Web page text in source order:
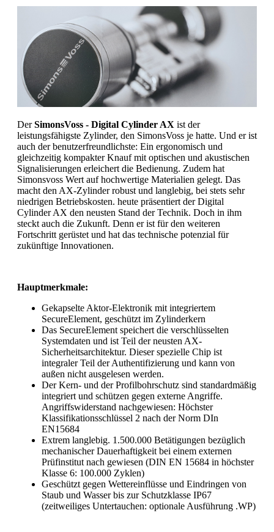
DerSimonsVoss - Digital Cylinder AX ist der
leistungsfähigste Zylinder, den SimonsVoss je hatte. Und er ist
auch der benutzerfreundlichste: Ein ergonomisch und
gleichzeitig kompakter Knauf mit optischen und akustischen
Signalisierungen erleichert die Bedienung. Zudem hat
Simonsvoss Wert auf hochwertige Materialien gelegt. Das
macht den AX-Zylinder robust und langlebig, bei stets sehr
niedrigen Betriebskosten. heute präsentiert der Digital
Cylinder AX den neusten Stand der Technik. Doch in ihm
steckt auch die Zukunft. Denn er ist für den weiteren
Fortschritt gerüstet und hat das technische potenzial für
zukünftige Innovationen.
Hauptmerkmale:
Gekapselte Aktor-Elektronik mit integriertem
SecureElement, geschützt im Zylinderkern
Das SecureElement speichert die verschlüsselten
Systemdaten und ist Teil der neusten AX-
Sicherheitsarchitektur. Dieser spezielle Chip ist
integraler Teil der Authentifizierung und kann von
außen nicht ausgelesen werden.
Der Kern- und der Profilbohrschutz sind standardmäßig
integriert und schützen gegen externe Angriffe.
Angriffswiderstand nachgewiesen: Höchster
Klassifikationsschlüssel 2 nach der Norm DIn
EN15684
Extrem langlebig. 1.500.000 Betätigungen bezüglich
mechanischer Dauerhaftigkeit bei einem externen
Prüfinstitut nach gewiesen (DIN EN 15684 in höchster
Klasse 6: 100.000 Zyklen)
Geschützt gegen Wettereinflüsse und Eindringen von
Staub und Wasser bis zur Schutzklasse IP67
(zeitweiliges Untertauchen: optionale Ausführung .WP)